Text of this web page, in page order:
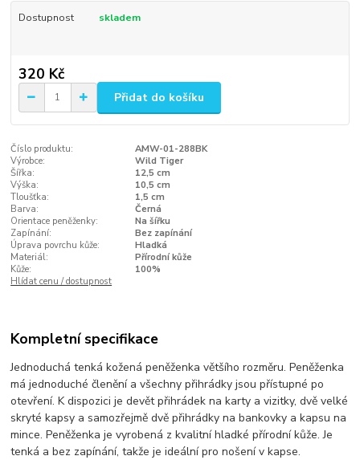
Dostupnost skladem
320 Kč
Přidat do košíku
Číslo produktu:
AMW-01-288BK
Výrobce:
Wild Tiger
Šířka:
12,5 cm
Výška:
10,5 cm
Tloušťka:
1,5 cm
Barva:
Černá
Orientace peněženky:
Na šířku
Zapínání:
Bez zapínání
Úprava povrchu kůže:
Hladká
Materiál:
Přírodní kůže
Kůže:
100%
Hlídat cenu / dostupnost
Kompletní specifikace
Jednoduchá tenká kožená peněženka většího rozměru. Peněženka
má jednoduché členění a všechny přihrádky jsou přístupné po
otevření. K dispozici je devět přihrádek na karty a vizitky, dvě velké
skryté kapsy a samozřejmě dvě přihrádky na bankovky a kapsu na
mince. Peněženka je vyrobená z kvalitní hladké přírodní kůže. Je
tenká a bez zapínání, takže je ideální pro nošení v kapse.